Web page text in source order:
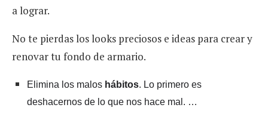
a lograr.
No te pierdas los looks preciosos e ideas para crear y
renovar tu fondo de armario.
Elimina los malos hábitos. Lo primero es
deshacernos de lo que nos hace mal. …